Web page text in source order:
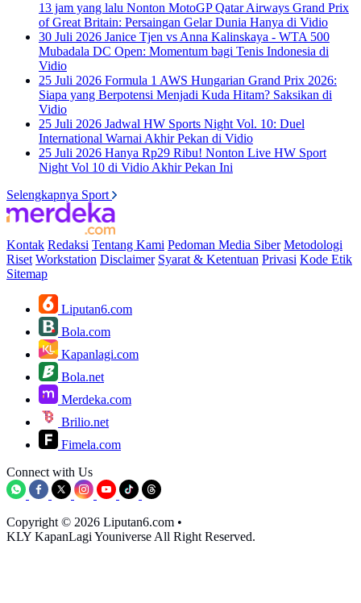
13 jam yang lalu Nonton MotoGP Qatar Airways Grand Prix
of Great Britain: Persaingan Gelar Dunia Hanya di Vidio
30 Juli 2026 Janice Tjen vs Anna Kalinskaya - WTA 500
Mubadala DC Open: Momentum bagi Tenis Indonesia di
Vidio
25 Juli 2026 Formula 1 AWS Hungarian Grand Prix 2026:
Siapa yang Berpotensi Menjadi Kuda Hitam? Saksikan di
Vidio
25 Juli 2026 Jadwal HW Sports Night Vol. 10: Duel
International Warnai Akhir Pekan di Vidio
25 Juli 2026 Hanya Rp29 Ribu! Nonton Live HW Sport
Night Vol 10 di Vidio Akhir Pekan Ini
Selengkapnya Sport
Kontak Redaksi Tentang Kami Pedoman Media Siber Metodologi
Riset Workstation Disclaimer Syarat & Ketentuan Privasi Kode Etik
Sitemap
Liputan6.com
Bola.com
Kapanlagi.com
Bola.net
Merdeka.com
Brilio.net
Fimela.com
Connect with Us
Copyright © 2026 Liputan6.com •
KLY KapanLagi Youniverse All Right Reserved.